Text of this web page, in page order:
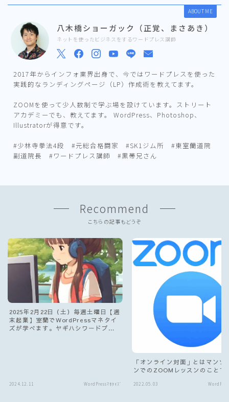
ABOUT ME
八木橋ショーガック（正覚、まさあき）
ネットを使ったビジネスをするワードプレス講師
2017年からインフォ業界出身で、今ではワードプレスを使った
実践的なランディングページ（LP）作成術を教えてます。
ZOOMを使って少人数制で学ぶ場を設けています。ストリート
アカデミーでも、教えてます。 WordPress、Photoshop、
Illustratorが得意です。
#少林寺拳法4段 #元総合格闘家 #SK1ジム所 #東室蘭道院
副道院長 #ワードプレス講師 #黒帯兄さん
Recommend
こちらの記事もどうぞ
2025年2月22日（土）毎週土曜日【週
末起業】室蘭でWordPressマネタイ
ズが学べます。ヤギハシワードプレ
2024.12.11 WordPressﾏﾈﾀｲｽﾞ
「オンライン対面」とはマンツ
ンでのZOOMレッスンのことで
2022.05.03